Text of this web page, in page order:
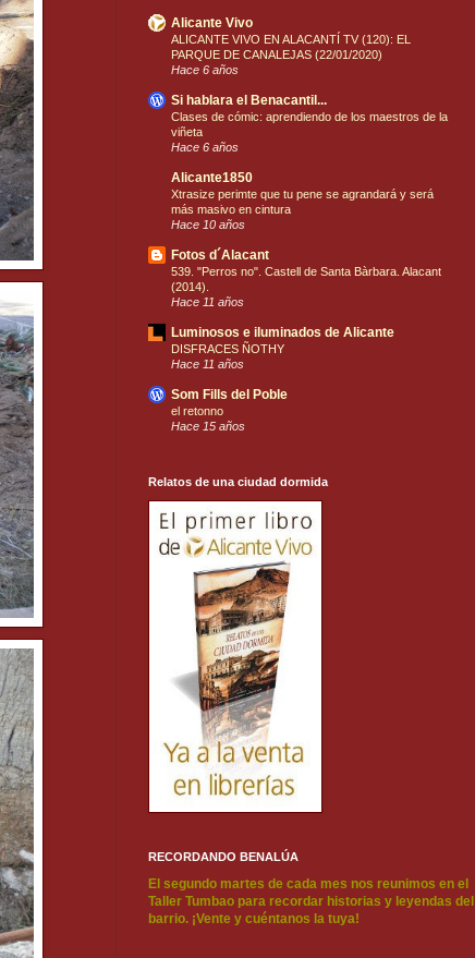
Alicante Vivo
ALICANTE VIVO EN ALACANTÍ TV (120): EL
PARQUE DE CANALEJAS (22/01/2020)
Hace 6 años
Si hablara el Benacantil...
Clases de cómic: aprendiendo de los maestros de la
viñeta
Hace 6 años
Alicante1850
Xtrasize perimte que tu pene se agrandará y será
más masivo en cintura
Hace 10 años
Fotos d´Alacant
539. "Perros no". Castell de Santa Bàrbara. Alacant
(2014).
Hace 11 años
Luminosos e iluminados de Alicante
DISFRACES ÑOTHY
Hace 11 años
Som Fills del Poble
el retonno
Hace 15 años
Relatos de una ciudad dormida
RECORDANDO BENALÚA
El segundo martes de cada mes nos reunimos en el
Taller Tumbao para recordar historias y leyendas del
barrio. ¡Vente y cuéntanos la tuya!